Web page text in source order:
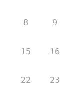
8 9
15 16
22 23